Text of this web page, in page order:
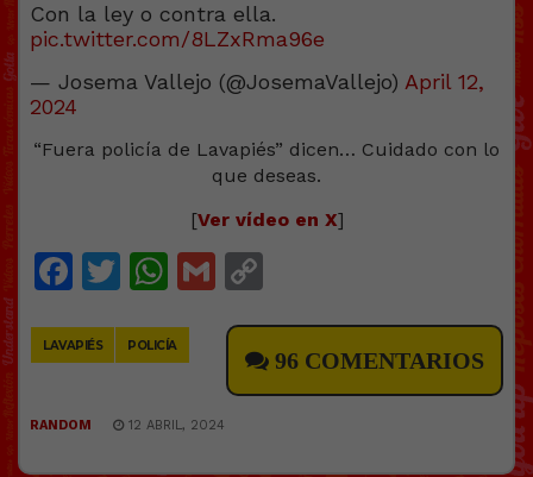
Con la ley o contra ella.
pic.twitter.com/8LZxRma96e
— Josema Vallejo (@JosemaVallejo) April 12,
2024
“Fuera policía de Lavapiés” dicen… Cuidado con lo
que deseas.
[Ver vídeo en X]
Facebook
Twitter
WhatsApp
Gmail
LAVAPIÉS POLICÍA
96 COMENTARIOS
RANDOM 12 ABRIL, 2024